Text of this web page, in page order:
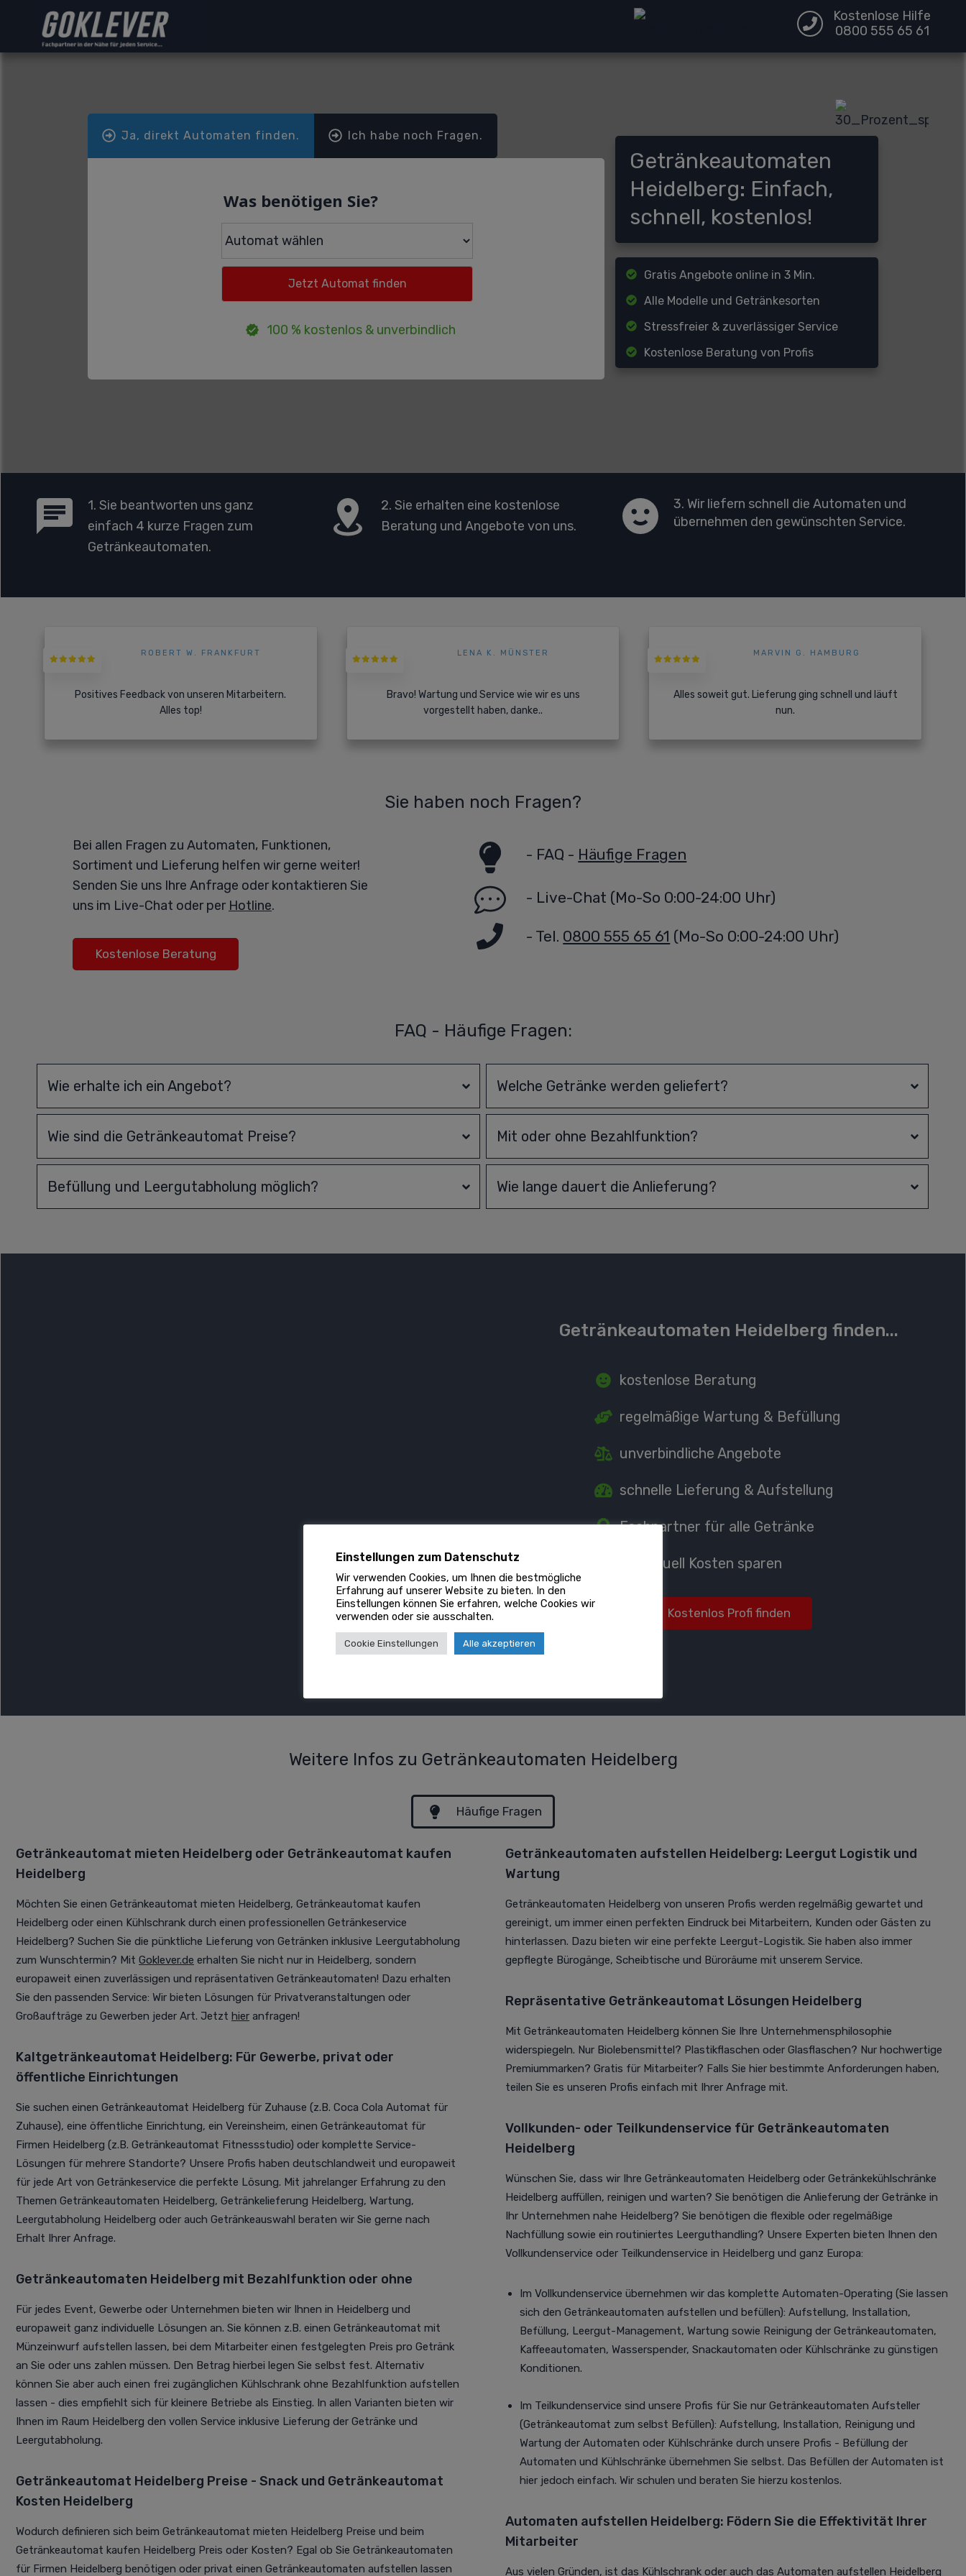
Kostenlose Hilfe
0800 555 65 61
Ja, direkt Automaten finden. Ich habe noch Fragen.
Was benötigen Sie?
100 % kostenlos & unverbindlich
Getränkeautomaten
Heidelberg: Einfach,
schnell, kostenlos!
Gratis Angebote online in 3 Min.
Alle Modelle und Getränkesorten
Stressfreier & zuverlässiger Service
Kostenlose Beratung von Profis
1. Sie beantworten uns ganz
einfach 4 kurze Fragen zum
Getränkeautomaten.
2. Sie erhalten eine kostenlose
Beratung und Angebote von uns.
3. Wir liefern schnell die Automaten und
übernehmen den gewünschten Service.
ROBERT W. FRANKFURT
Positives Feedback von unseren Mitarbeitern.
Alles top!
LENA K. MÜNSTER
Bravo! Wartung und Service wie wir es uns
vorgestellt haben, danke..
MARVIN G. HAMBURG
Alles soweit gut. Lieferung ging schnell und läuft
nun.
Sie haben noch Fragen?
Bei allen Fragen zu Automaten, Funktionen,
Sortiment und Lieferung helfen wir gerne weiter!
Senden Sie uns Ihre Anfrage oder kontaktieren Sie
uns im Live-Chat oder per Hotline.
Kostenlose Beratung
- FAQ - Häufige Fragen
- Live-Chat (Mo-So 0:00-24:00 Uhr)
- Tel. 0800 555 65 61 (Mo-So 0:00-24:00 Uhr)
FAQ - Häufige Fragen:
Wie erhalte ich ein Angebot?
Wie sind die Getränkeautomat Preise?
Befüllung und Leergutabholung möglich?
Welche Getränke werden geliefert?
Mit oder ohne Bezahlfunktion?
Wie lange dauert die Anlieferung?
Getränkeautomaten Heidelberg finden...
kostenlose Beratung
regelmäßige Wartung & Befüllung
unverbindliche Angebote
schnelle Lieferung & Aufstellung
Fachpartner für alle Getränke
Individuell Kosten sparen
Kostenlos Profi finden
Weitere Infos zu Getränkeautomaten Heidelberg
Häufige Fragen
Getränkeautomat mieten Heidelberg oder Getränkeautomat kaufen
Heidelberg
Möchten Sie einen Getränkeautomat mieten Heidelberg, Getränkeautomat kaufen
Heidelberg oder einen Kühlschrank durch einen professionellen Getränkeservice
Heidelberg? Suchen Sie die pünktliche Lieferung von Getränken inklusive Leergutabholung
zum Wunschtermin? Mit Goklever.de erhalten Sie nicht nur in Heidelberg, sondern
europaweit einen zuverlässigen und repräsentativen Getränkeautomaten! Dazu erhalten
Sie den passenden Service: Wir bieten Lösungen für Privatveranstaltungen oder
Großaufträge zu Gewerben jeder Art. Jetzt hier anfragen!
Kaltgetränkeautomat Heidelberg: Für Gewerbe, privat oder
öffentliche Einrichtungen
Sie suchen einen Getränkeautomat Heidelberg für Zuhause (z.B. Coca Cola Automat für
Zuhause), eine öffentliche Einrichtung, ein Vereinsheim, einen Getränkeautomat für
Firmen Heidelberg (z.B. Getränkeautomat Fitnessstudio) oder komplette Service-
Lösungen für mehrere Standorte? Unsere Profis haben deutschlandweit und europaweit
für jede Art von Getränkeservice die perfekte Lösung. Mit jahrelanger Erfahrung zu den
Themen Getränkeautomaten Heidelberg, Getränkelieferung Heidelberg, Wartung,
Leergutabholung Heidelberg oder auch Getränkeauswahl beraten wir Sie gerne nach
Erhalt Ihrer Anfrage.
Getränkeautomaten Heidelberg mit Bezahlfunktion oder ohne
Für jedes Event, Gewerbe oder Unternehmen bieten wir Ihnen in Heidelberg und
europaweit ganz individuelle Lösungen an. Sie können z.B. einen Getränkeautomat mit
Münzeinwurf aufstellen lassen, bei dem Mitarbeiter einen festgelegten Preis pro Getränk
an Sie oder uns zahlen müssen. Den Betrag hierbei legen Sie selbst fest. Alternativ
können Sie aber auch einen frei zugänglichen Kühlschrank ohne Bezahlfunktion aufstellen
lassen - dies empfiehlt sich für kleinere Betriebe als Einstieg. In allen Varianten bieten wir
Ihnen im Raum Heidelberg den vollen Service inklusive Lieferung der Getränke und
Leergutabholung.
Getränkeautomat Heidelberg Preise - Snack und Getränkeautomat
Kosten Heidelberg
Wodurch definieren sich beim Getränkeautomat mieten Heidelberg Preise und beim
Getränkeautomat kaufen Heidelberg Preis oder Kosten? Egal ob Sie Getränkeautomaten
für Firmen Heidelberg benötigen oder privat einen Getränkeautomaten aufstellen lassen
Getränkeautomaten aufstellen Heidelberg: Leergut Logistik und
Wartung
Getränkeautomaten Heidelberg von unseren Profis werden regelmäßig gewartet und
gereinigt, um immer einen perfekten Eindruck bei Mitarbeitern, Kunden oder Gästen zu
hinterlassen. Dazu bieten wir eine perfekte Leergut-Logistik. Sie haben also immer
gepflegte Bürogänge, Scheibtische und Büroräume mit unserem Service.
Repräsentative Getränkeautomat Lösungen Heidelberg
Mit Getränkeautomaten Heidelberg können Sie Ihre Unternehmensphilosophie
widerspiegeln. Nur Biolebensmittel? Plastikflaschen oder Glasflaschen? Nur hochwertige
Premiummarken? Gratis für Mitarbeiter? Falls Sie hier bestimmte Anforderungen haben,
teilen Sie es unseren Profis einfach mit Ihrer Anfrage mit.
Vollkunden- oder Teilkundenservice für Getränkeautomaten
Heidelberg
Wünschen Sie, dass wir Ihre Getränkeautomaten Heidelberg oder Getränkekühlschränke
Heidelberg auffüllen, reinigen und warten? Sie benötigen die Anlieferung der Getränke in
Ihr Unternehmen nahe Heidelberg? Sie benötigen die flexible oder regelmäßige
Nachfüllung sowie ein routiniertes Leerguthandling? Unsere Experten bieten Ihnen den
Vollkundenservice oder Teilkundenservice in Heidelberg und ganz Europa:
Im Vollkundenservice übernehmen wir das komplette Automaten-Operating (Sie lassen
sich den Getränkeautomaten aufstellen und befüllen): Aufstellung, Installation,
Befüllung, Leergut-Management, Wartung sowie Reinigung der Getränkeautomaten,
Kaffeeautomaten, Wasserspender, Snackautomaten oder Kühlschränke zu günstigen
Konditionen.
Im Teilkundenservice sind unsere Profis für Sie nur Getränkeautomaten Aufsteller
(Getränkeautomat zum selbst Befüllen): Aufstellung, Installation, Reinigung und
Wartung der Automaten oder Kühlschränke durch unsere Profis - Befüllung der
Automaten und Kühlschränke übernehmen Sie selbst. Das Befüllen der Automaten ist
hier jedoch einfach. Wir schulen und beraten Sie hierzu kostenlos.
Automaten aufstellen Heidelberg: Födern Sie die Effektivität Ihrer
Mitarbeiter
Aus vielen Gründen, ist das Kühlschrank oder auch das Automaten aufstellen Heidelberg
Einstellungen zum Datenschutz
Wir verwenden Cookies, um Ihnen die bestmögliche
Erfahrung auf unserer Website zu bieten. In den
Einstellungen können Sie erfahren, welche Cookies wir
verwenden oder sie ausschalten.
Cookie Einstellungen Alle akzeptieren